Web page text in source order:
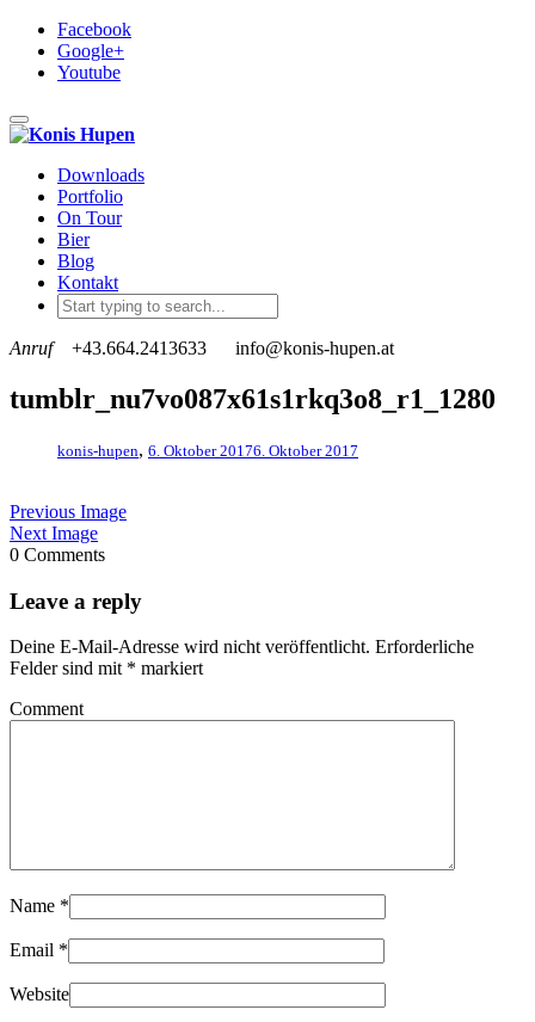
Facebook
Google+
Youtube
Toggle navigation
Downloads
Portfolio
On Tour
Bier
Blog
Kontakt
Anruf +43.664.2413633 info@konis-hupen.at
tumblr_nu7vo087x61s1rkq3o8_r1_1280
konis-hupen, 6. Oktober 20176. Oktober 2017
Previous Image
Next Image
0 Comments
Leave a reply
Deine E-Mail-Adresse wird nicht veröffentlicht. Erforderliche
Felder sind mit * markiert
Comment
Name *
Email *
Website